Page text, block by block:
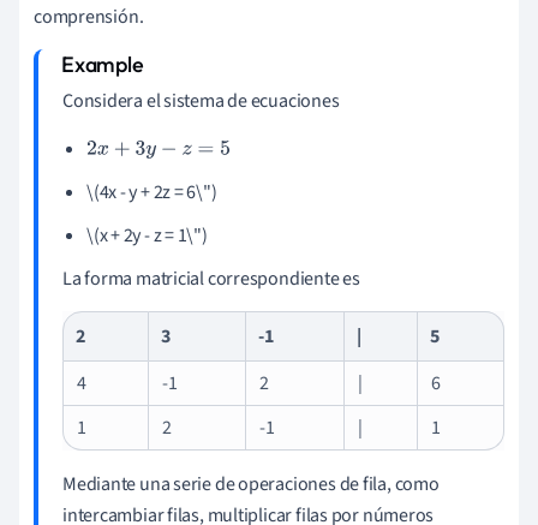
comprensión.
Considera el sistema de ecuaciones
2x+ 3y −z= 5
\(4x - y + 2z = 6\")
\(x + 2y - z = 1\")
La forma matricial correspondiente es
2 3 -1 |
5
4
-1 2 |
6
1
2 -1 | 1
Mediante una serie de operaciones de fila, como
intercambiar filas, multiplicar filas por números